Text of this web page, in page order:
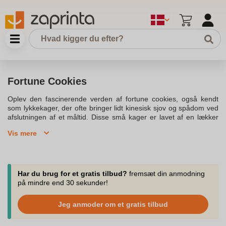
Fortune Cookies
Oplev den fascinerende verden af fortune cookies, også kendt
som lykkekager, der ofte bringer lidt kinesisk sjov og spådom ved
afslutningen af et måltid. Disse små kager er lavet af en lækker
dej, som hurtigt kan bages til perfekte cirkler med en diameter på
eller en sjov besked.Opskriften er ret simpel og kræver kun få
ingredienser såsom e500 hævemiddel, e322 soja og lecithin
emulgator, samt andre stabilisatorer som e414 og e450. En lille
til dejen. Kagerne kan pyntes med lidt sukker eller hvedemel for
en ekstra sødme eller sprødhed. Når kagerne er bagt og foldet,
kommer de i skål for at afkøle og stivne.Fortune cookies er blevet
Vis mere
Har du brug for et gratis tilbud? fremsæt din anmodning
på mindre end 30 sekunder!
Jeg anmoder om et gratis tilbud